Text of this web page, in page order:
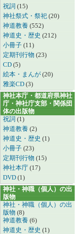
祝詞 (15)
神社祭式・祭祀 (20)
神道教養 (552)
神道史・歴史 (212)
小冊子 (11)
定期刊行物 (23)
CD (5)
絵本・まんが (20)
雅楽CD (3)
神社本庁・都道府県神社
庁・神社庁支部・関係団
体の出版物
祝詞 (1)
神道教養 (2)
神道史・歴史 (1)
小冊子 (23)
定期刊行物 (15)
神社本庁 (17)
DVD (1)
神社・神職（個人）の出
版物
神社・神職（個人）の出
版物 (8)
神道教養 (6)
神道史・歴史 (1)